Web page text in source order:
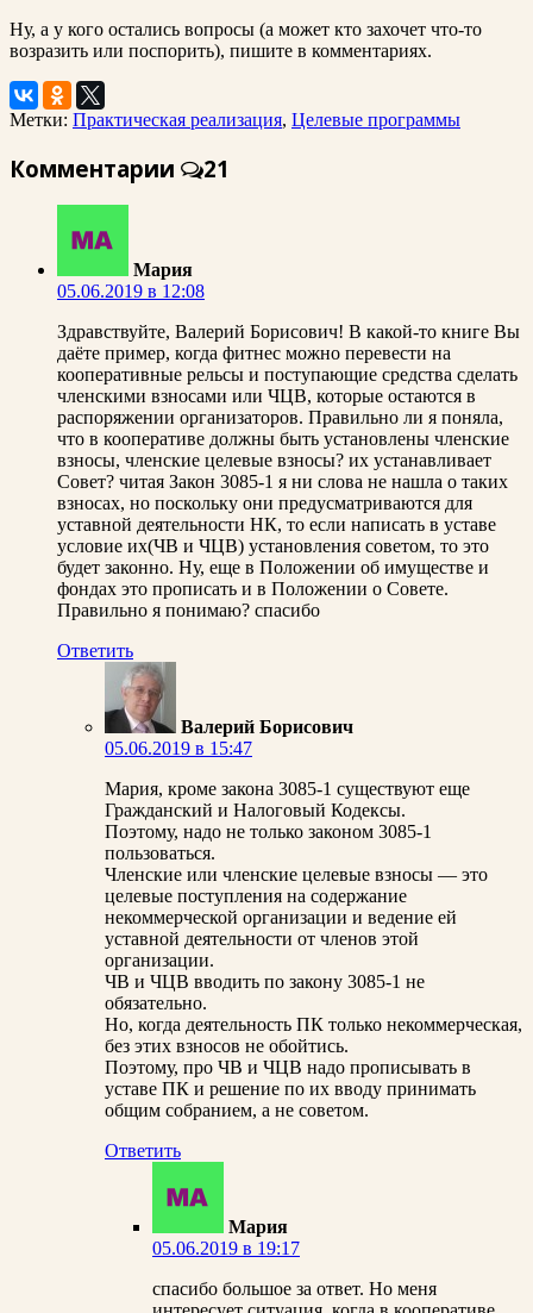
Ну, а у кого остались вопросы (а может кто захочет что-то
возразить или поспорить), пишите в комментариях.
Метки: Практическая реализация, Целевые программы
Комментарии 21
Мария
05.06.2019 в 12:08
Здравствуйте, Валерий Борисович! В какой-то книге Вы
даёте пример, когда фитнес можно перевести на
кооперативные рельсы и поступающие средства сделать
членскими взносами или ЧЦВ, которые остаются в
распоряжении организаторов. Правильно ли я поняла,
что в кооперативе должны быть установлены членские
взносы, членские целевые взносы? их устанавливает
Совет? читая Закон 3085-1 я ни слова не нашла о таких
взносах, но поскольку они предусматриваются для
уставной деятельности НК, то если написать в уставе
условие их(ЧВ и ЧЦВ) установления советом, то это
будет законно. Ну, еще в Положении об имуществе и
фондах это прописать и в Положении о Совете.
Правильно я понимаю? спасибо
Ответить
Валерий Борисович
05.06.2019 в 15:47
Мария, кроме закона 3085-1 существуют еще
Гражданский и Налоговый Кодексы.
Поэтому, надо не только законом 3085-1
пользоваться.
Членские или членские целевые взносы — это
целевые поступления на содержание
некоммерческой организации и ведение ей
уставной деятельности от членов этой
организации.
ЧВ и ЧЦВ вводить по закону 3085-1 не
обязательно.
Но, когда деятельность ПК только некоммерческая,
без этих взносов не обойтись.
Поэтому, про ЧВ и ЧЦВ надо прописывать в
уставе ПК и решение по их вводу принимать
общим собранием, а не советом.
Ответить
Мария
05.06.2019 в 19:17
спасибо большое за ответ. Но меня